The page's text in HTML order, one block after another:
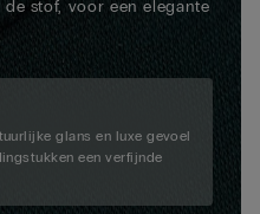
stof, voor een elegante
glans en luxe gevoel
een verfijnde